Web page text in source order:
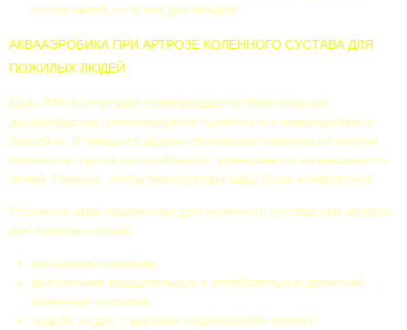
потом левой, по 6 раз для каждой.
АКВААЭРОБИКА ПРИ АРТРОЗЕ КОЛЕННОГО СУСТАВА ДЛЯ
ПОЖИЛЫХ ЛЮДЕЙ
Если ЛФК в спортзале сопровождается болезненным
дискомфортом, рекомендуется прибегнуть к аквааэробике в
бассейне. В процессе водных тренировок нагрузка на колени
снижается, сустав расслабляется, уменьшается интенсивность
болей. Главное, чтобы температура воды была комфортной.
Основные аква-упражнения для коленного сустава при артрозе
для пожилых людей:
пассивное плавание;
выполнение вращательных и колебательных движений
коленным суставом;
ходьба по дну с высоким подниманием колена;